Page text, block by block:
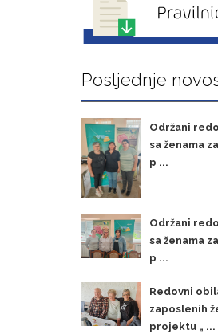
Posljednje
Održani
sa ženama
p ...
Održani
sa ženama
p ...
Redovni
zaposlenih
projektu „ ...